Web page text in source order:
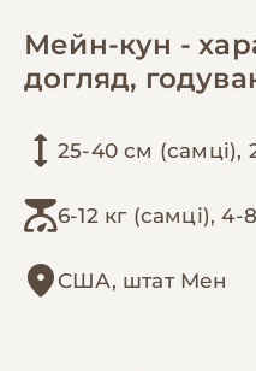
Мейн-кун -
догляд,
25-40 см (самці),
6-12 кг (самці), 4-
США, штат Мен